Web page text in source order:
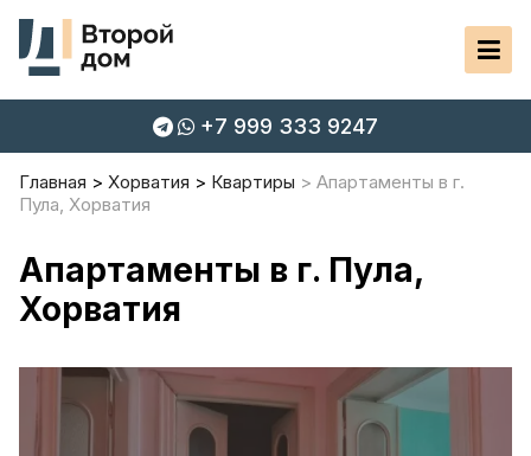
+7 999 333 9247
Главная Хорватия Квартиры
Апартаменты в г.
Пула, Хорватия
Апартаменты в г. Пула,
Хорватия